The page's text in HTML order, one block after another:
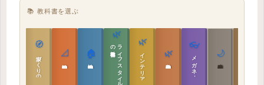
📚 教科書を選ぶ
🧭
家づくりの教科書 📐
実施設計の教科書
🏠
性能設計の教科書
🌿
ラ
イ
フ
ス
タ
イ
ル
の
教科書 🌿
インテリア設計 🌿
敷地設計の教科書
👓
メガネ｜転職 🌙
建築思想の教科書